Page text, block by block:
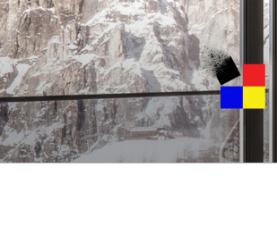
Skip
to
content